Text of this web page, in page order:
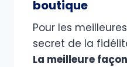
boutique
Pour les
secret de la
La meilleure